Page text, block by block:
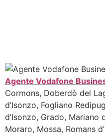
Agente Vodafone
Cormons, Doberdò del
d’Isonzo, Fogliano
d’Isonzo, Grado, Mariano
Moraro, Mossa, Romans